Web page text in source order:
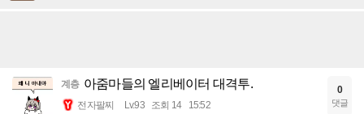
계층 아줌마들의 엘리베이터 대격투.
전자팔찌 Lv.93 조회 14 15:52
0
댓글